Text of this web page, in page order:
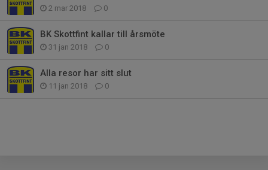
2 mar 2018 0
BK Skottfint kallar till årsmöte
31 jan 2018 0
Alla resor har sitt slut
11 jan 2018 0